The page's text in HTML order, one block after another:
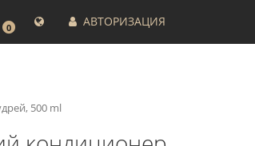
0 АВТОРИЗАЦИЯ
500 ml